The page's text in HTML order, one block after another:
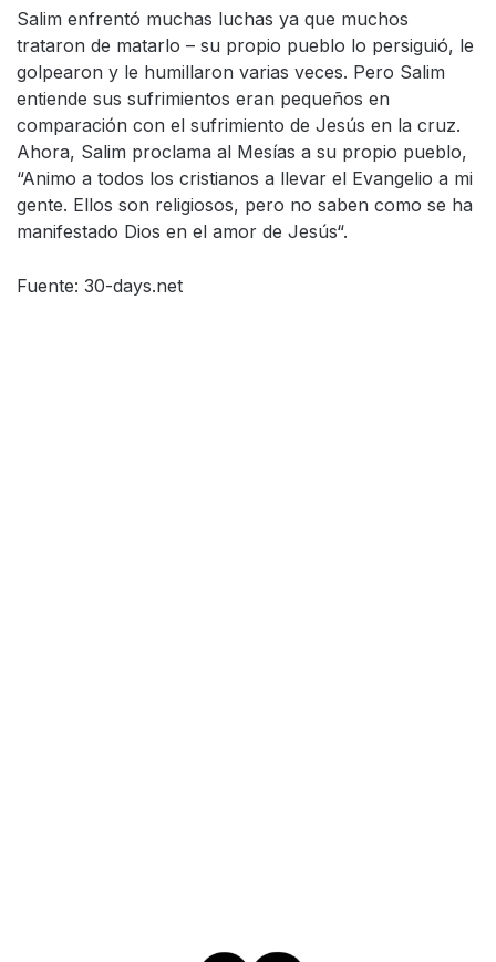
Salim enfrentó muchas luchas ya que muchos
trataron de matarlo – su propio pueblo lo persiguió, le
golpearon y le humillaron varias veces. Pero Salim
entiende sus sufrimientos eran pequeños en
comparación con el sufrimiento de Jesús en la cruz.
Ahora, Salim proclama al Mesías a su propio pueblo,
“Animo a todos los cristianos a llevar el Evangelio a mi
gente. Ellos son religiosos, pero no saben como se ha
manifestado Dios en el amor de Jesús“.
Fuente: 30-days.net